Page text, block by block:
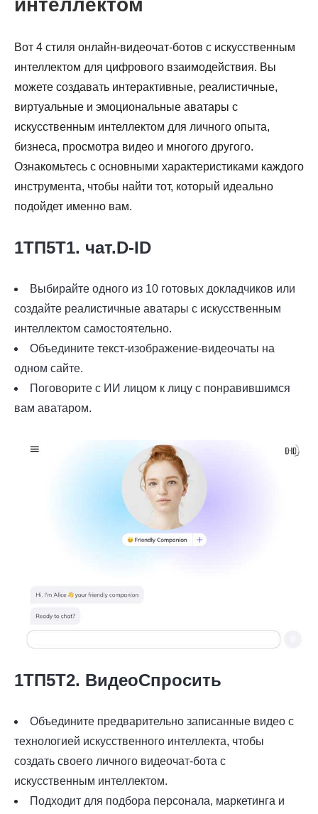
интеллектом
Вот 4 стиля онлайн-видеочат-ботов с искусственным
интеллектом для цифрового взаимодействия. Вы
можете создавать интерактивные, реалистичные,
виртуальные и эмоциональные аватары с
искусственным интеллектом для личного опыта,
бизнеса, просмотра видео и многого другого.
Ознакомьтесь с основными характеристиками каждого
инструмента, чтобы найти тот, который идеально
подойдет именно вам.
1ТП5Т1. чат.D-ID
Выбирайте одного из 10 готовых докладчиков или
создайте реалистичные аватары с искусственным
интеллектом самостоятельно.
Объедините текст-изображение-видеочаты на
одном сайте.
Поговорите с ИИ лицом к лицу с понравившимся
вам аватаром.
1ТП5Т2. ВидеоСпросить
Объедините предварительно записанные видео с
технологией искусственного интеллекта, чтобы
создать своего личного видеочат-бота с
искусственным интеллектом.
Подходит для подбора персонала, маркетинга и